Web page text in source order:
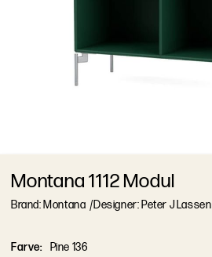
Montana 1112 Modul
Brand: Montana /Designer: Peter J Lassen
Farve:
Pine 136